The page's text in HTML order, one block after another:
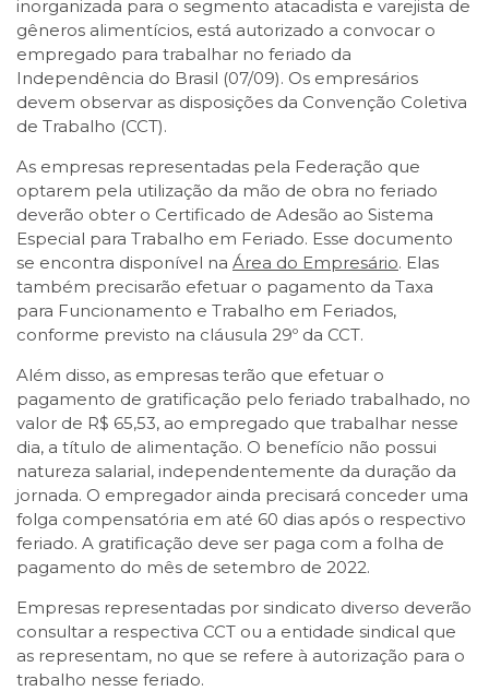
inorganizada para o segmento atacadista e varejista de
gêneros alimentícios, está autorizado a convocar o
empregado para trabalhar no feriado da
Independência do Brasil (07/09). Os empresários
devem observar as disposições da Convenção Coletiva
de Trabalho (CCT).
As empresas representadas pela Federação que
optarem pela utilização da mão de obra no feriado
deverão obter o Certificado de Adesão ao Sistema
Especial para Trabalho em Feriado. Esse documento
se encontra disponível na Área do Empresário. Elas
também precisarão efetuar o pagamento da Taxa
para Funcionamento e Trabalho em Feriados,
conforme previsto na cláusula 29º da CCT.
Além disso, as empresas terão que efetuar o
pagamento de gratificação pelo feriado trabalhado, no
valor de R$ 65,53, ao empregado que trabalhar nesse
dia, a título de alimentação. O benefício não possui
natureza salarial, independentemente da duração da
jornada. O empregador ainda precisará conceder uma
folga compensatória em até 60 dias após o respectivo
feriado. A gratificação deve ser paga com a folha de
pagamento do mês de setembro de 2022.
Empresas representadas por sindicato diverso deverão
consultar a respectiva CCT ou a entidade sindical que
as representam, no que se refere à autorização para o
trabalho nesse feriado.